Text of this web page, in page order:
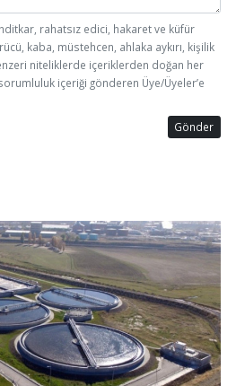
rahatsız edici, hakaret ve küfür
kaba, müstehcen, ahlaka aykırı, kişilik
niteliklerde içeriklerden doğan her
içeriği gönderen Üye/Üyeler’e
Gönder